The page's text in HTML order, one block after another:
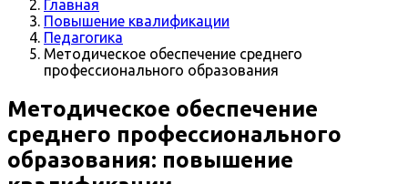
Главная
Повышение квалификации
Педагогика
Методическое обеспечение среднего
профессионального образования
Методическое обеспечение
среднего профессионального
образования: повышение